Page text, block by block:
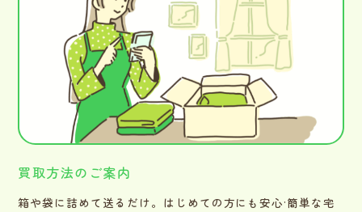
買取方法のご案内
箱や袋に詰めて送るだけ。はじめての方にも安心·簡単な宅